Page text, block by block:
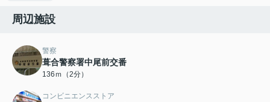
周辺施設
警察
葺合警察署中尾前交番
136ｍ（2分）
コンビニエンスストア